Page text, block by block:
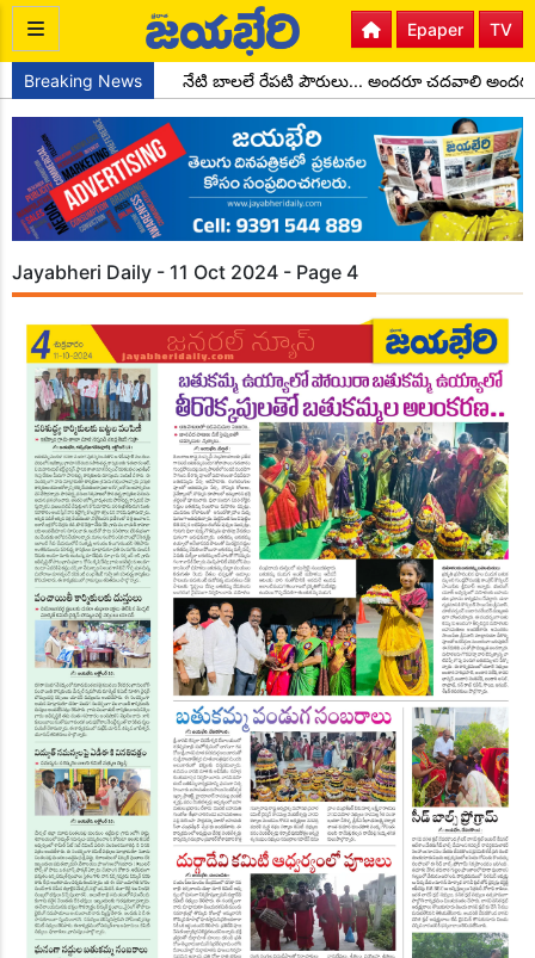
TV
Epaper
Breaking News
చాడ కొండాల్ రెడ్డి నేటి బాలలే రేపటి పౌరులు... అందరూ చదవాలి
Jayabheri Daily - 11 Oct 2024 - Page 4